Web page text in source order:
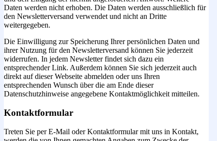
Daten werden nicht erhoben. Die Daten werden ausschließlich für
den Newsletterversand verwendet und nicht an Dritte
weitergegeben.
Die Einwilligung zur Speicherung Ihrer persönlichen Daten und
ihrer Nutzung für den Newsletterversand können Sie jederzeit
widerrufen. In jedem Newsletter findet sich dazu ein
entsprechender Link. Außerdem können Sie sich jederzeit auch
direkt auf dieser Webseite abmelden oder uns Ihren
entsprechenden Wunsch über die am Ende dieser
Datenschutzhinweise angegebene Kontaktmöglichkeit mitteilen.
Kontaktformular
Treten Sie per E-Mail oder Kontaktformular mit uns in Kontakt,